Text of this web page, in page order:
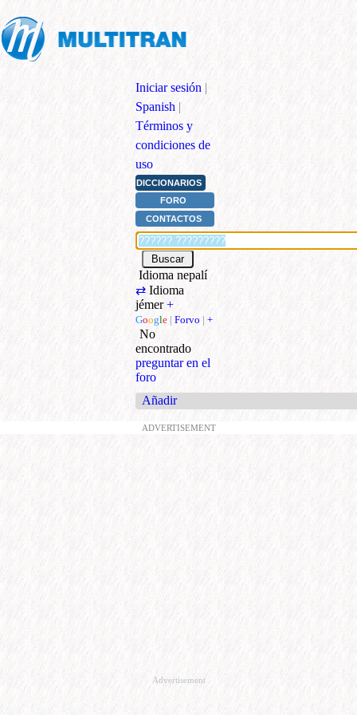
Iniciar sesión |
Spanish |
Términos y
condiciones de
uso
DICCIONARIOS
FORO
CONTACTOS
Idioma nepalí
⇄ Idioma
jémer+
Google | Forvo | +
No
encontrado
preguntar en el
foro
Añadir
ADVERTISEMENT
Advertisement